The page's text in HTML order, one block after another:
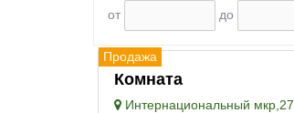
от
до
Продажа
Комната
Интернациональный мкр,27